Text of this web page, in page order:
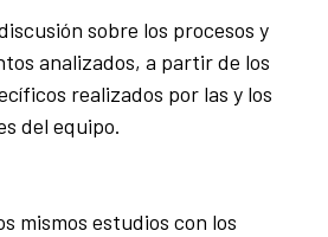
sobre los procesos y
analizados, a partir de los
realizados por las y los
del equipo.
mismos estudios con los